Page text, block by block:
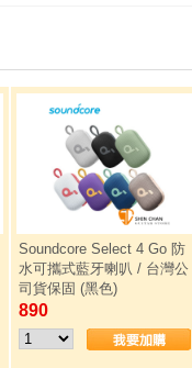
Soundcore Select 4 Go 防
水可攜式藍牙喇叭 / 台灣公
司貨保固 (黑色)
890